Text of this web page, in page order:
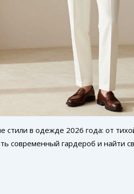
стили в одежде 2026 года: от
современный гардероб и найти